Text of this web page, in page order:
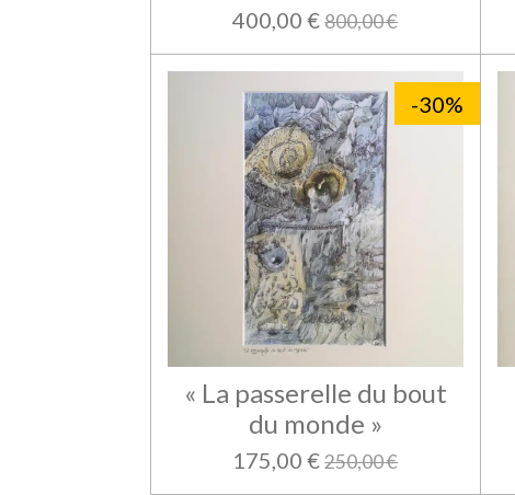
400,00 € 800,00 €
-30%
« La passerelle du bout
du monde »
175,00 € 250,00 €